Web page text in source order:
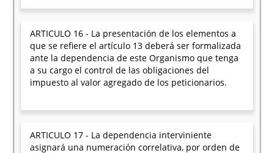
ARTICULO 16 - La presentación de los elementos a
que se refiere el artículo 13 deberá ser formalizada
ante la dependencia de este Organismo que tenga
a su cargo el control de las obligaciones del
impuesto al valor agregado de los peticionarios.
ARTICULO 17 - La dependencia interviniente
asignará una numeración correlativa, por orden de